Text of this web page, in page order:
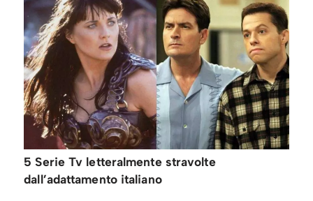
5 Serie Tv letteralmente stravolte
dall’adattamento italiano